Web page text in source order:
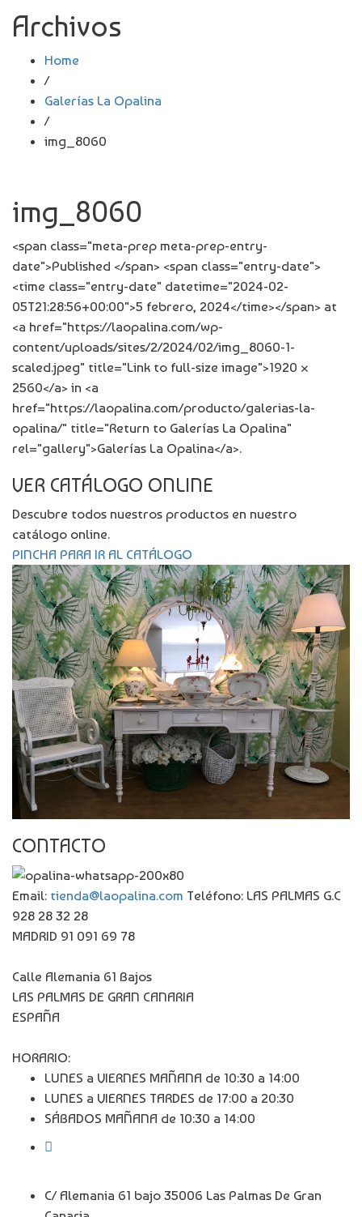
Archivos
Home
/
Galerías La Opalina
/
img_8060
img_8060
<span class="meta-prep meta-prep-entry-
date">Published </span> <span class="entry-date">
<time class="entry-date" datetime="2024-02-
05T21:28:56+00:00">5 febrero, 2024</time></span> at
<a href="https://laopalina.com/wp-
content/uploads/sites/2/2024/02/img_8060-1-
scaled.jpeg" title="Link to full-size image">1920 ×
2560</a> in <a
href="https://laopalina.com/producto/galerias-la-
opalina/" title="Return to Galerías La Opalina"
rel="gallery">Galerías La Opalina</a>.
VER CATÁLOGO ONLINE
Descubre todos nuestros productos en nuestro
catálogo online.
PINCHA PARA IR AL CATÁLOGO
CONTACTO
Email: tienda@laopalina.com Teléfono: LAS PALMAS G.C
928 28 32 28
MADRID 91 091 69 78
Calle Alemania 61 Bajos
LAS PALMAS DE GRAN CANARIA
ESPAÑA
HORARIO:
LUNES a VIERNES MAÑANA de 10:30 a 14:00
LUNES a VIERNES TARDES de 17:00 a 20:30
SÁBADOS MAÑANA de 10:30 a 14:00
C/ Alemania 61 bajo 35006 Las Palmas De Gran